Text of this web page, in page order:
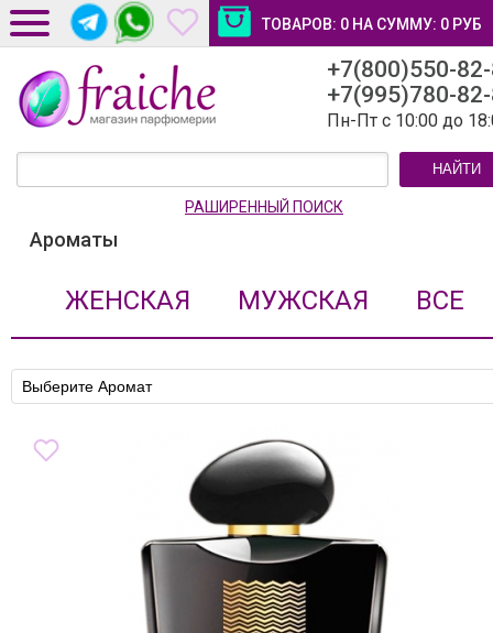
ТОВАРОВ: 0 НА СУММУ: 0 РУБ
ДОСТАВКА И ОПЛАТА
НОВОСТИ И СТАТЬИ
+7(800)550-
+7(995)780-
Пн-Пт с 10:00 до
НАЙТИ
РАШИРЕННЫЙ ПОИСК
Ароматы
ЖЕНСКАЯ МУЖСКАЯ ВСЕ